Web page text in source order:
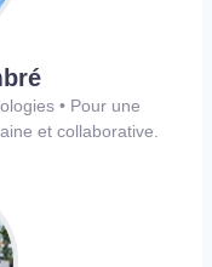
• Pour une
et collaborative.